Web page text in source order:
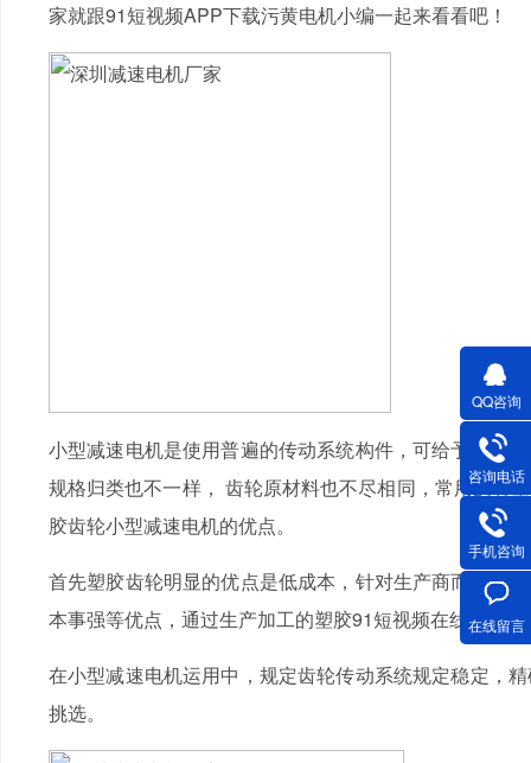
家就跟91短视频APP下载污黄电机小编一起来看看吧！
小型减速电机是使用普遍的传动系统构件，可给予低转
规格归类也不一样， 齿轮原材料也不尽相同，常用的有
胶齿轮小型减速电机的优点。
首先塑胶齿轮明显的优点是低成本，针对生产商而言大
本事强等优点，通过生产加工的塑胶91短视频在线还具
在小型减速电机运用中，规定齿轮传动系统规定稳定，
挑选。
QQ咨询
咨询电话
手机咨询
在线留言